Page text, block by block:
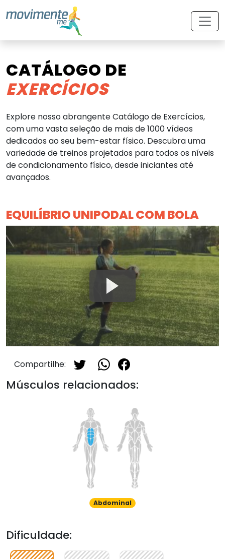
CATÁLOGO DE
EXERCÍCIOS
Explore nosso abrangente Catálogo de Exercícios,
com uma vasta seleção de mais de 1000 vídeos
dedicados ao seu bem-estar físico. Descubra uma
variedade de treinos projetados para todos os níveis
de condicionamento físico, desde iniciantes até
avançados.
EQUILÍBRIO UNIPODAL COM BOLA
Compartilhe:
Músculos relacionados:
Abdominal
Dificuldade: